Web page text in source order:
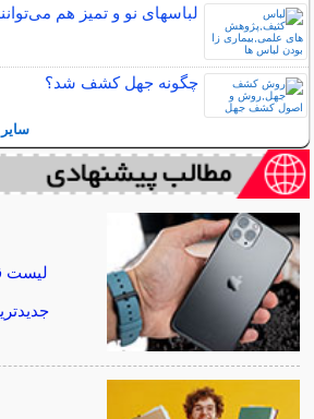
لباس‎های نو و تمیز هم می‌توانند بیماری‌زا باشند!
چگونه جهل کشف شد؟
لیست